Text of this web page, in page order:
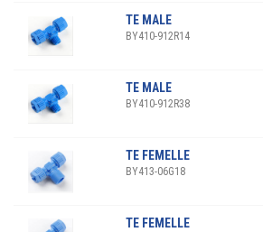
TE MALE
BY410-912R14
TE MALE
BY410-912R38
TE FEMELLE
BY413-06G18
TE FEMELLE